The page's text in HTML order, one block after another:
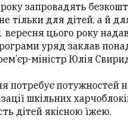
запровадять
тільки для дітей, а й
вересня цього року
уряд заклав
міністр Юлія
потребує потужностей
шкільних
дітей якісною їжею.